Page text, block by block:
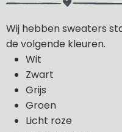
Wij hebben sweaters
de volgende kleuren.
Wit
Zwart
Grijs
Groen
Licht roze